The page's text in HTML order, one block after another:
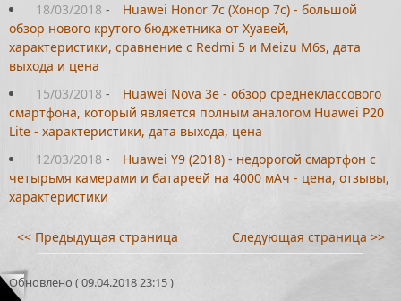
18/03/2018 -
Huawei Honor 7c (Хонор 7с) - большой
обзор нового крутого бюджетника от Хуавей,
характеристики, сравнение с Redmi 5 и Meizu M6s, дата
выхода и цена
15/03/2018 -
Huawei Nova 3e - обзор среднеклассового
смартфона, который является полным аналогом Huawei P20
Lite - характеристики, дата выхода, цена
12/03/2018 -
Huawei Y9 (2018) - недорогой смартфон с
четырьмя камерами и батареей на 4000 мАч - цена, отзывы,
характеристики
<< Предыдущая страница Следующая страница >>
Обновлено ( 09.04.2018 23:15 )